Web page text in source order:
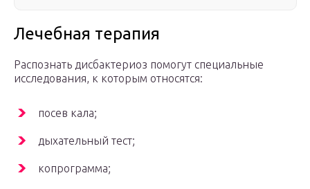
Лечебная терапия
Распознать дисбактериоз помогут специальные
исследования, к которым относятся:
посев кала;
дыхательный тест;
копрограмма;